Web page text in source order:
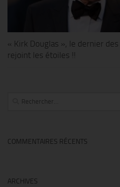
« Kirk Douglas », le dernier
rejoint les étoiles !!
Rechercher :
COMMENTAIRES RÉCENTS
ARCHIVES